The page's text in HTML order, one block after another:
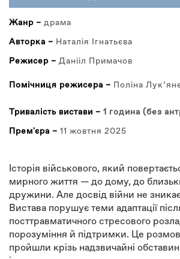
ВКЛАДКА)
Жанр – драма
Авторка – Наталія Ігнатьєва
Режисер – Данііл Примачов
Помічниця режисера – Поліна
Тривалість вистави – 1 година (без
Прем'єра – 11 жовтня 2025
Історія військового, який
мирного життя — до дому, до
дружини. Але досвід війни не
Вистава порушує теми адаптації
посттравматичного стресового
порозуміння й підтримки. Це
пройшли крізь надзвичайні